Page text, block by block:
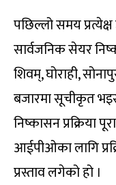
पछिल्लो समय
सार्वजनिक सेयर
शिवम्, घोराही,
बजारमा सूचीकृत
निष्कासन प्रक्रिया
आईपीओका लागि
प्रस्ताव लगेको हो ।